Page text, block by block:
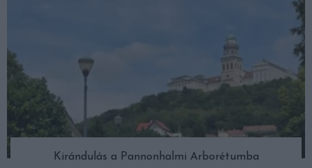
Kirándulás a Pannonhalmi Arborétumba